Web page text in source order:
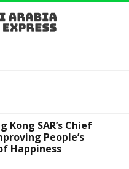
Kong SAR’s Chief
People’s
Happiness